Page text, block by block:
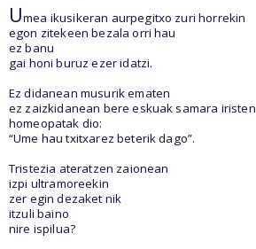
Umea ikusikeran aurpegitxo zuri horrekin
egon zitekeen bezala orri hau
ez banu
gai honi buruz ezer idatzi.
Ez didanean musurik ematen
ez zaizkidanean bere eskuak samara iristen
homeopatak dio:
“Ume hau txitxarez beterik dago”.
Tristezia ateratzen zaionean
izpi ultramoreekin
zer egin dezaket nik
itzuli baino
nire ispilua?